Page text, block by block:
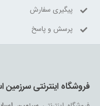
پیگیری سفارش
پرسش و پاسخ
فروشگاه اینترنتی سرزمین